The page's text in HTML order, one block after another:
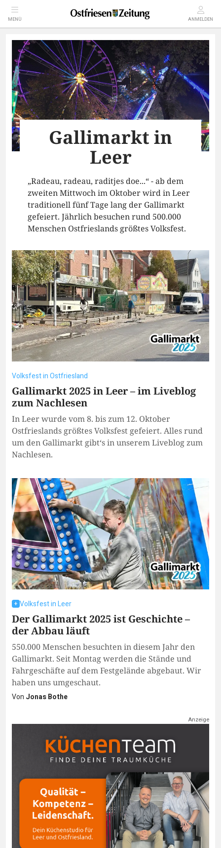
MENÜ ANMELDEN
Gallimarkt in
Leer
„Radeau, radeau, raditjes doe...“ - ab dem
zweiten Mittwoch im Oktober wird in Leer
traditionell fünf Tage lang der Gallimarkt
gefeiert. Jährlich besuchen rund 500.000
Menschen Ostfrieslands größtes Volksfest.
Volksfest in Ostfriesland
Gallimarkt 2025 in Leer – im Liveblog
zum Nachlesen
In Leer wurde vom 8. bis zum 12. Oktober
Ostfrieslands größtes Volksfest gefeiert. Alles rund
um den Gallimarkt gibt‘s in unserem Liveblog zum
Nachlesen.
Volksfest in Leer
Der Gallimarkt 2025 ist Geschichte –
der Abbau läuft
550.000 Menschen besuchten in diesem Jahr den
Gallimarkt. Seit Montag werden die Stände und
Fahrgeschäfte auf dem Festgelände abgebaut. Wir
haben uns umgeschaut.
Von Jonas Bothe
Anzeige